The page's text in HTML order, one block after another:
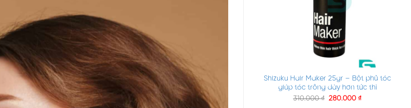
Shizuku Hair Maker 25gr – Bột phủ tóc
giúp tóc trông dày hơn tức thì
310.000₫ 280.000₫